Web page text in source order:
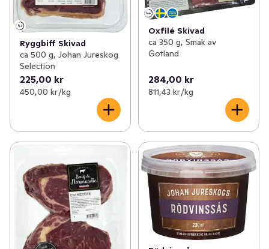
Ryggbiff Skivad
ca 500 g, Johan Jureskog
Selection
225,00 kr
450,00 kr /kg
Oxfilé Skivad
ca 350 g, Smak av
Gotland
284,00 kr
811,43 kr /kg